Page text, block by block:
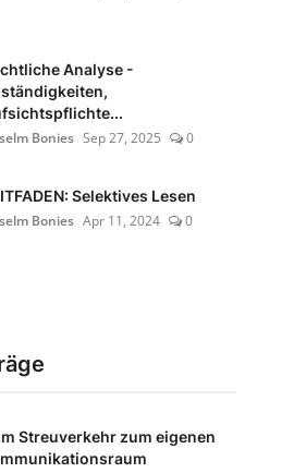
Analyse -
Bonies Sep 27, 2025 0
Selektives Lesen
Bonies Apr 11, 2024 0
Streuverkehr zum eigenen